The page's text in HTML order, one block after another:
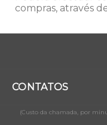
compras, através
CONTATOS
(Custo da chamada, por